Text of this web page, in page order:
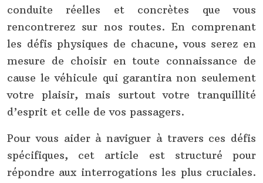
conduite réelles et concrètes que vous
rencontrerez sur nos routes. En comprenant
les défis physiques de chacune, vous serez en
mesure de choisir en toute connaissance de
cause le véhicule qui garantira non seulement
votre plaisir, mais surtout votre tranquillité
d’esprit et celle de vos passagers.
Pour vous aider à naviguer à travers ces défis
spécifiques, cet article est structuré pour
répondre aux interrogations les plus cruciales.